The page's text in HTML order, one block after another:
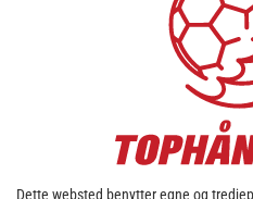
14. Verona Rexhepi
Dette websted benytter egne og